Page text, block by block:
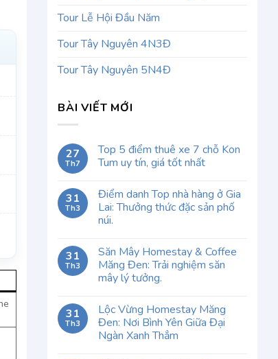
Tour Lễ Hội Đầu Năm
Tour Tây Nguyên 4N3Đ
Tour Tây Nguyên 5N4Đ
BÀI VIẾT MỚI
27
Th7
Top 5 điểm thuê xe 7 chỗ Kon
Tum uy tín, giá tốt nhất
31
Th3
Điểm danh Top nhà hàng ở Gia
Lai: Thưởng thức đặc sản phố
núi.
31
Th3
Săn Mây Homestay & Coffee
Măng Đen: Trải nghiệm săn
mây lý tưởng.
31
Th3
Lộc Vừng Homestay Măng
Đen: Nơi Bình Yên Giữa Đại
Ngàn Xanh Thẳm